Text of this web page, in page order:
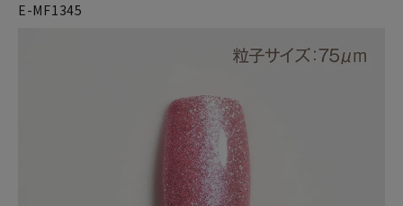
E-MF1345